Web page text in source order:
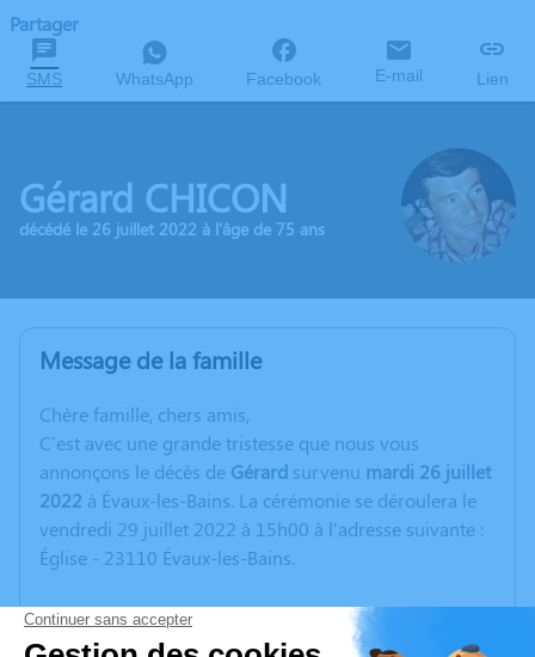
Partager
SMS WhatsApp Facebook E-mail Lien
Gérard CHICON
décédé le 26 juillet 2022 à l'âge de 75 ans
Message de la famille
Chère famille, chers amis,
C'est avec une grande tristesse que nous vous
annonçons le décès de Gérard survenu mardi 26 juillet
2022 à Évaux-les-Bains. La cérémonie se déroulera le
vendredi 29 juillet 2022 à 15h00 à l'adresse suivante :
Église - 23110 Évaux-les-Bains.
A partir de 16h30, un verre de l'amitié sera offert en la
mémoire de Gérard au restaurant Le DAMIER à